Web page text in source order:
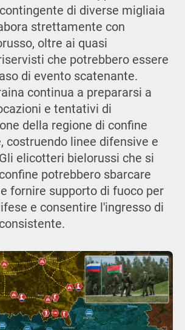
di diverse migliaia
strettamente con
oltre ai quasi
che potrebbero essere
di evento scatenante.
continua a prepararsi a
e tentativi di
della regione di confine
costruendo linee difensive e
elicotteri bielorussi che si
potrebbero sbarcare
fornire supporto di fuoco per
e consentire l'ingresso di